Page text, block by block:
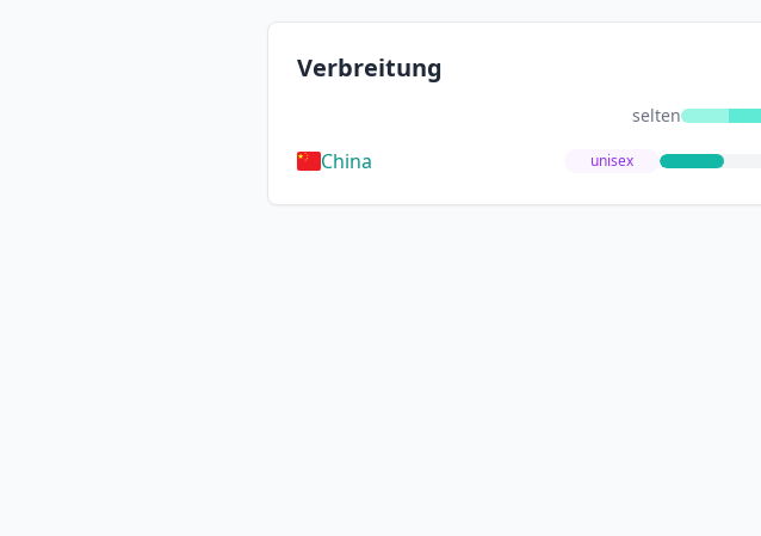
Verbreitung
selten
China unisex